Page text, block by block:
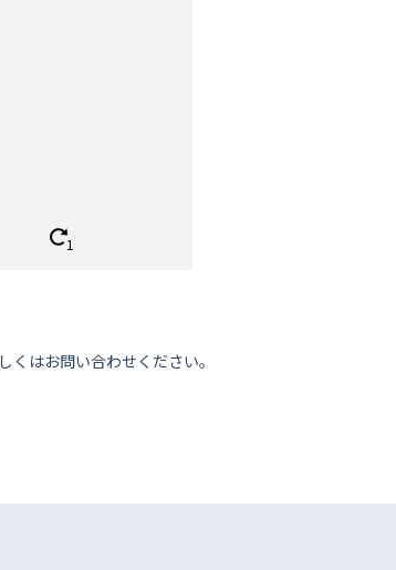
はお問い合わせください。